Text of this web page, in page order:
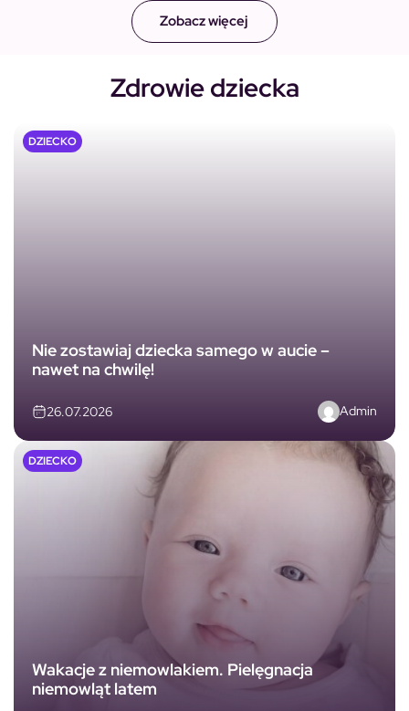
Zobacz więcej
Zdrowie dziecka
Nie zostawiaj dziecka samego w aucie –
nawet na chwilę!
26.07.2026 Admin
DZIECKO
Wakacje z niemowlakiem. Pielęgnacja
niemowląt latem
DZIECKO